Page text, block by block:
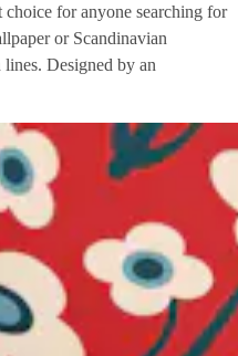
for anyone searching for
or Scandinavian
Designed by an